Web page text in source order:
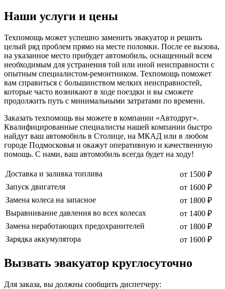
Наши услуги и цены
Техпомощь может успешно заменить эвакуатор и решить
целый ряд проблем прямо на месте поломки. После ее вызова,
на указанное место прибудет автомобиль, оснащенный всем
необходимым для устранения той или иной неисправности с
опытным специалистом-ремонтником. Техпомощь поможет
вам справиться с большинством мелких неисправностей,
которые часто возникают в ходе поездки и вы сможете
продолжить путь с минимальными затратами по времени.
Заказать техпомощь вы можете в компании «Автодруг».
Квалифицированные специалисты нашей компании быстро
найдут ваш автомобиль в Столице, на МКАД или в любом
городе Подмосковья и окажут оперативную и качественную
помощь. С нами, ваш автомобиль всегда будет на ходу!
Доставка и заливка топлива
от 1500 ₽
Запуск двигателя
от 1600 ₽
Замена колеса на запасное
от 1800 ₽
Выравнивание давления во всех колесах
от 1400 ₽
Замена неработающих предохранителей
от 1800 ₽
Зарядка аккумулятора
от 1600 ₽
Вызвать эвакуатор круглосуточно
Для заказа, вы должны сообщить диспетчеру: